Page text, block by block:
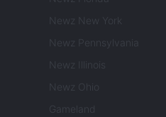
Newz New York
Newz Pennsylvania
Newz Illinois
Newz Ohio
Gameland